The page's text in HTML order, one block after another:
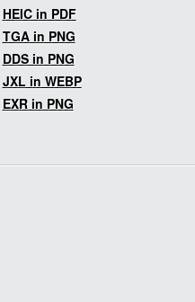
HEIC in PDF
TGA in PNG
DDS in PNG
JXL in WEBP
EXR in PNG